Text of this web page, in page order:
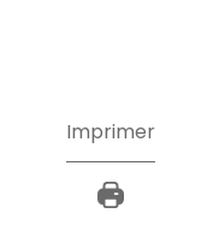
Imprimer